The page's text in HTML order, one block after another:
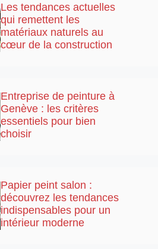
Les tendances actuelles
qui remettent les
matériaux naturels au
cœur de la construction
Entreprise de peinture à
Genève : les critères
essentiels pour bien
choisir
Papier peint salon :
découvrez les tendances
indispensables pour un
intérieur moderne